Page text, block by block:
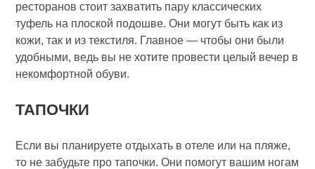
ресторанов стоит захватить пару классических
туфель на плоской подошве. Они могут быть как из
кожи, так и из текстиля. Главное — чтобы они были
удобными, ведь вы не хотите провести целый вечер в
некомфортной обуви.
ТАПОЧКИ
Если вы планируете отдыхать в отеле или на пляже,
то не забудьте про тапочки. Они помогут вашим ногам